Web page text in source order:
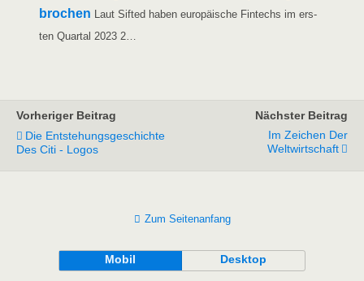
bro­chen Laut Sifted haben euro­päi­sche Fintechs im ers­
ten Quar­tal 2023 2…
Vorheriger Beitrag
Die Entstehungsgeschichte
Des Citi - Logos
Nächster Beitrag
Im Zeichen Der
Weltwirtschaft
Zum Seitenanfang
Mobil Desktop